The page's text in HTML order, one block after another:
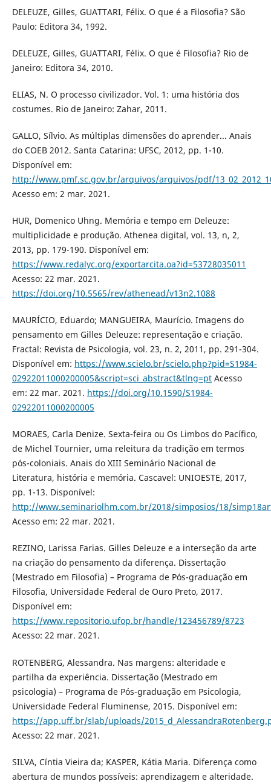
DELEUZE, Gilles, GUATTARI, Félix. O que é a Filosofia? São
Paulo: Editora 34, 1992.
DELEUZE, Gilles, GUATTARI, Félix. O que é Filosofia? Rio de
Janeiro: Editora 34, 2010.
ELIAS, N. O processo civilizador. Vol. 1: uma história dos
costumes. Rio de Janeiro: Zahar, 2011.
GALLO, Sílvio. As múltiplas dimensões do aprender... Anais
do COEB 2012. Santa Catarina: UFSC, 2012, pp. 1-10.
Disponível em:
http://www.pmf.sc.gov.br/arquivos/arquivos/pdf/
Acesso em: 2 mar. 2021.
HUR, Domenico Uhng. Memória e tempo em Deleuze:
multiplicidade e produção. Athenea digital, vol. 13, n, 2,
2013, pp. 179-190. Disponível em:
https://www.redalyc.org/exportarcita.oa?id=53728035011
Acesso: 22 mar. 2021.
https://doi.org/10.5565/rev/athenead/v13n2.1088
MAURÍCIO, Eduardo; MANGUEIRA, Maurício. Imagens do
pensamento em Gilles Deleuze: representação e criação.
Fractal: Revista de Psicologia, vol. 23, n. 2, 2011, pp. 291-304.
Disponível em: https://www.scielo.br/scielo.php?pid=S1984-
02922011000200005&script=sci_abstract&tlng=ptAcesso
em: 22 mar. 2021. https://doi.org/10.1590/S1984-
02922011000200005
MORAES, Carla Denize. Sexta-feira ou Os Limbos do Pacífico,
de Michel Tournier, uma releitura da tradição em termos
pós-coloniais. Anais do XIII Seminário Nacional de
Literatura, história e memória. Cascavel: UNIOESTE, 2017,
pp. 1-13. Disponível:
http://www.seminariolhm.com.br/2018/simposios/18/
Acesso em: 22 mar. 2021.
REZINO, Larissa Farias. Gilles Deleuze e a interseção da arte
na criação do pensamento da diferença. Dissertação
(Mestrado em Filosofia) – Programa de Pós-graduação em
Filosofia, Universidade Federal de Ouro Preto, 2017.
Disponível em:
https://www.repositorio.ufop.br/handle/123456789/8723
Acesso: 22 mar. 2021.
ROTENBERG, Alessandra. Nas margens: alteridade e
partilha da experiência. Dissertação (Mestrado em
psicologia) ­– Programa de Pós-graduação em Psicologia,
Universidade Federal Fluminense, 2015. Disponível em:
https://app.uff.br/slab/uploads/
Acesso: 22 mar. 2021.
SILVA, Cíntia Vieira da; KASPER, Kátia Maria. Diferença como
abertura de mundos possíveis: aprendizagem e alteridade.